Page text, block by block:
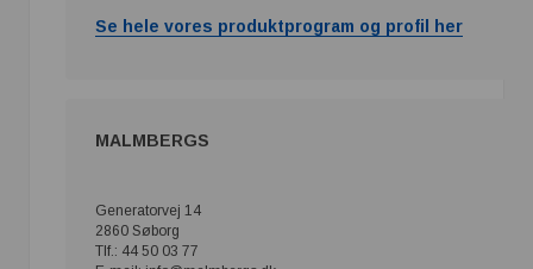
Se hele vores produktprogram og profil her
MALMBERGS
Generatorvej 14
2860 Søborg
Tlf.: 44 50 03 77